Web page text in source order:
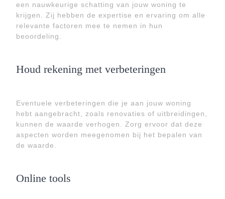
een nauwkeurige schatting van jouw woning te
krijgen. Zij hebben de expertise en ervaring om alle
relevante factoren mee te nemen in hun
beoordeling.
Houd rekening met verbeteringen
Eventuele verbeteringen die je aan jouw woning
hebt aangebracht, zoals renovaties of uitbreidingen,
kunnen de waarde verhogen. Zorg ervoor dat deze
aspecten worden meegenomen bij het bepalen van
de waarde.
Online tools